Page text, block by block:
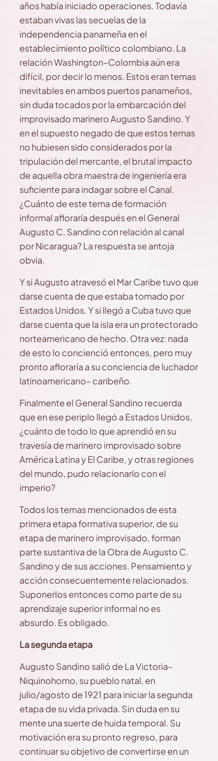
años había iniciado operaciones. Todavía
estaban vivas las secuelas de la
independencia panameña en el
establecimiento político colombiano. La
relación Washington–Colombia aún era
difícil, por decir lo menos. Estos eran temas
inevitables en ambos puertos panameños,
sin duda tocados por la embarcación del
improvisado marinero Augusto Sandino. Y
en el supuesto negado de que estos temas
no hubiesen sido considerados por la
tripulación del mercante, el brutal impacto
de aquella obra maestra de ingeniería era
suficiente para indagar sobre el Canal.
¿Cuánto de este tema de formación
informal afloraría después en el General
Augusto C. Sandino con relación al canal
por Nicaragua? La respuesta se antoja
obvia.
Y si Augusto atravesó el Mar Caribe tuvo que
darse cuenta de que estaba tomado por
Estados Unidos. Y si llegó a Cuba tuvo que
darse cuenta que la isla era un protectorado
norteamericano de hecho. Otra vez: nada
de esto lo concienció entonces, pero muy
pronto afloraría a su conciencia de luchador
latinoamericano– caribeño.
Finalmente el General Sandino recuerda
que en ese periplo llegó a Estados Unidos,
¿cuánto de todo lo que aprendió en su
travesía de marinero improvisado sobre
América Latina y El Caribe, y otras regiones
del mundo, pudo relacionarlo con el
imperio?
Todos los temas mencionados de esta
primera etapa formativa superior, de su
etapa de marinero improvisado, forman
parte sustantiva de la Obra de Augusto C.
Sandino y de sus acciones. Pensamiento y
acción consecuentemente relacionados.
Suponerlos entonces como parte de su
aprendizaje superior informal no es
absurdo. Es obligado.
La segunda etapa
Augusto Sandino salió de La Victoria–
Niquinohomo, su pueblo natal, en
julio/agosto de 1921 para iniciar la segunda
etapa de su vida privada. Sin duda en su
mente una suerte de huida temporal. Su
motivación era su pronto regreso, para
continuar su objetivo de convertirse en un